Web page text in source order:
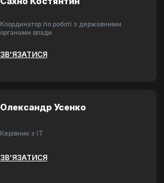
Координатор по роботі з державними
органами влади
ЗВ’ЯЗАТИСЯ
Олександр Усенко
Керівник з ІТ
ЗВ’ЯЗАТИСЯ